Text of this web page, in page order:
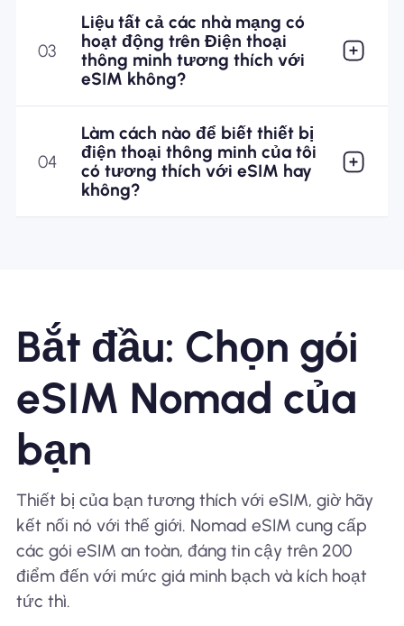
03
Liệu tất cả các nhà mạng có
hoạt động trên Điện thoại
thông minh tương thích với
eSIM không?
04
Làm cách nào để biết thiết bị
điện thoại thông minh của tôi
có tương thích với eSIM hay
không?
Bắt đầu: Chọn gói
eSIM Nomad của
bạn
Thiết bị của bạn tương thích với eSIM, giờ hãy
kết nối nó với thế giới. Nomad eSIM cung cấp
các gói eSIM an toàn, đáng tin cậy trên 200
điểm đến với mức giá minh bạch và kích hoạt
tức thì.